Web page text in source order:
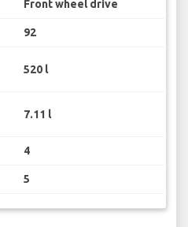
Front wheel drive
92
520 l
7.11 l
4
5